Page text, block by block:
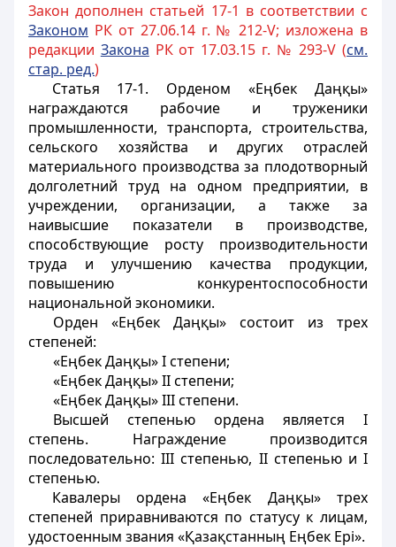
Закон дополнен статьей 17-1 в соответствии с
Законом РК от 27.06.14 г. № 212-V; изложена в
редакции Закона РК от 17.03.15 г. № 293-V (см.
стар. ред.)
Статья 17-1. Орденом «Еңбек Даңқы»
награждаются рабочие и труженики
промышленности, транспорта, строительства,
сельского хозяйства и других отраслей
материального производства за плодотворный
долголетний труд на одном предприятии, в
учреждении, организации, а также за
наивысшие показатели в производстве,
способствующие росту производительности
труда и улучшению качества продукции,
повышению конкурентоспособности
национальной экономики.
Орден «Еңбек Даңқы» состоит из трех
степеней:
«Еңбек Даңқы» I степени;
«Еңбек Даңқы» II степени;
«Еңбек Даңқы» IIІ степени.
Высшей степенью ордена является I
степень. Награждение производится
последовательно: IIІ степенью, II степенью и I
степенью.
Кавалеры ордена «Еңбек Даңқы» трех
степеней приравниваются по статусу к лицам,
удостоенным звания «Қазақстанның Еңбек Epi».